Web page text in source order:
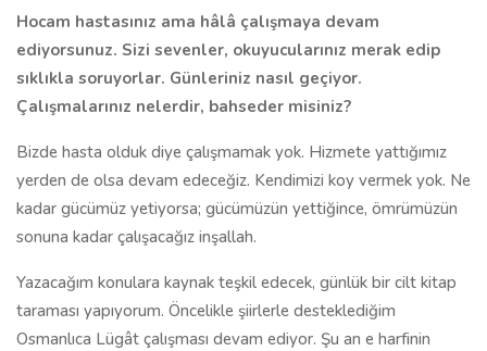
Hocam hastasınız ama hâlâ çalışmaya devam
ediyorsunuz. Sizi sevenler, okuyucularınız merak edip
sıklıkla soruyorlar. Günleriniz nasıl geçiyor.
Çalışmalarınız nelerdir, bahseder misiniz?
Bizde hasta olduk diye çalışmamak yok. Hizmete yattığımız
yerden de olsa devam edeceğiz. Kendimizi koy vermek yok. Ne
kadar gücümüz yetiyorsa; gücümüzün yettiğince, ömrümüzün
sonuna kadar çalışacağız inşallah.
Yazacağım konulara kaynak teşkil edecek, günlük bir cilt kitap
taraması yapıyorum. Öncelikle şiirlerle desteklediğim
Osmanlıca Lügât çalışması devam ediyor. Şu an e harfinin